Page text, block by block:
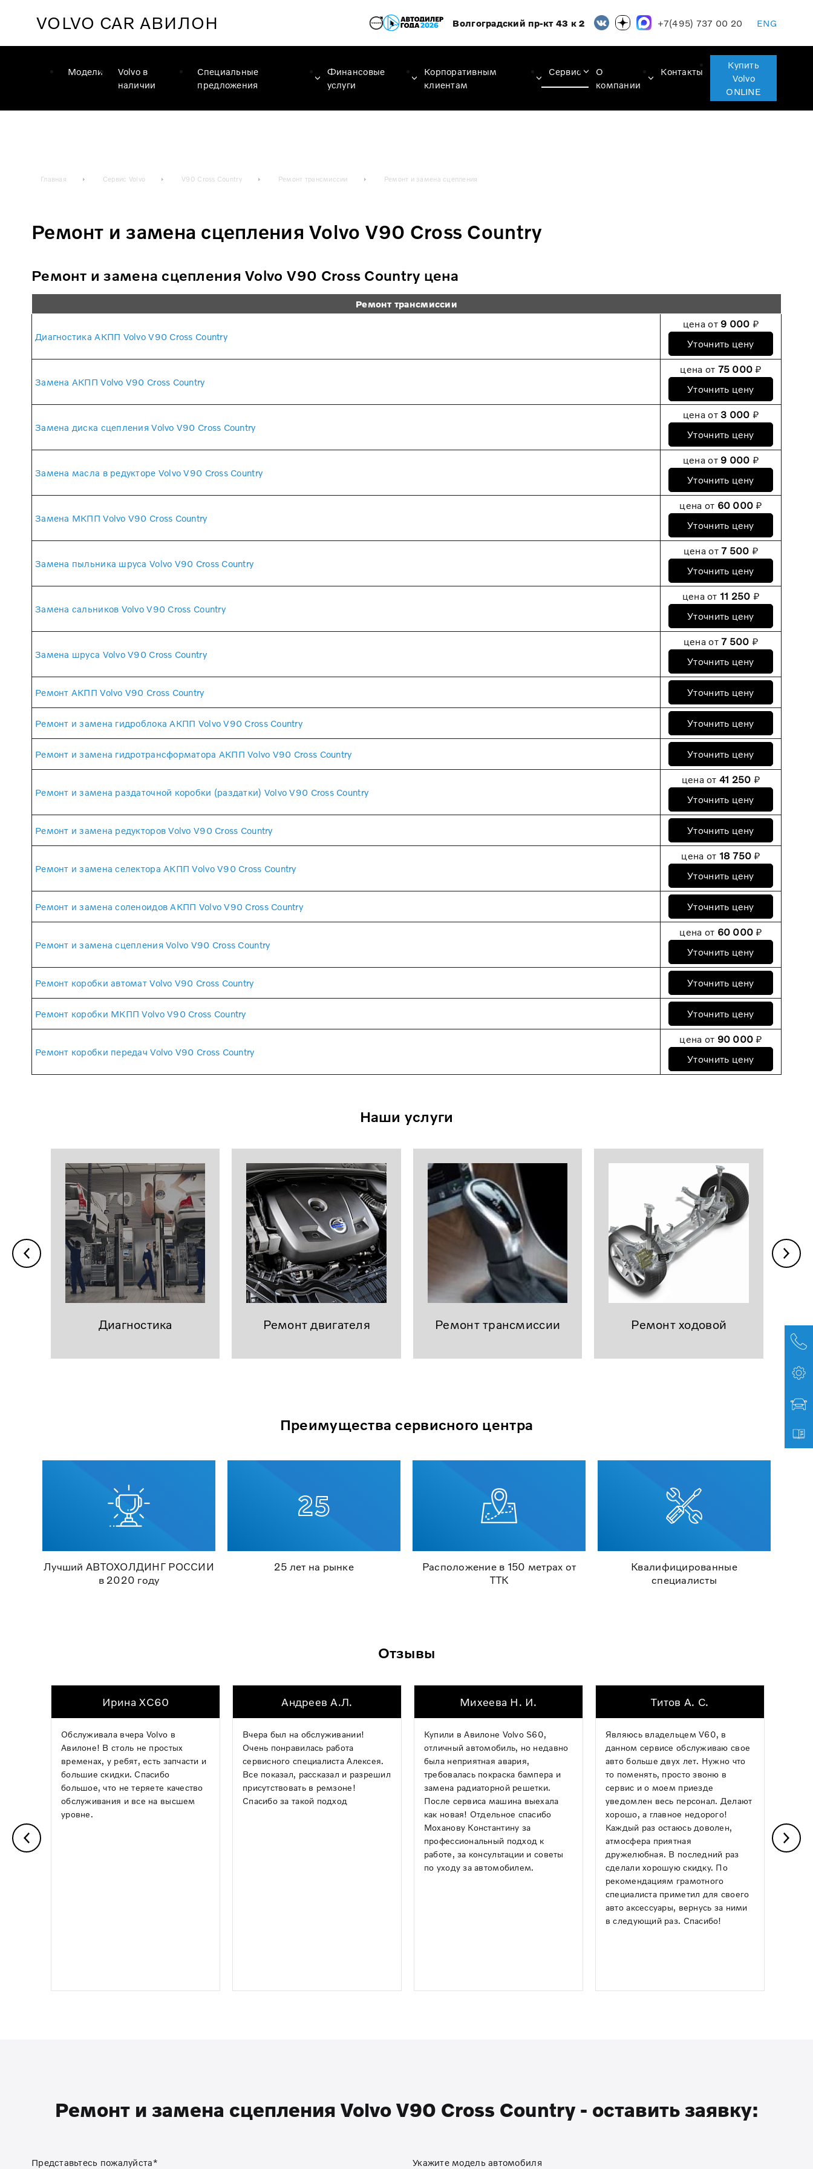
VOLVO CAR АВИЛОН Волгоградский пр-кт 43 к 2 +7(495) 737 00 20 ENG
Модели
Volvo в
наличии
Специальные
предложения
Финансовые
услуги
Корпоративным
клиентам
Сервис
О
компании
Контакты
Купить
Volvo
ONLINE
Главная Сервис Volvo V90 Cross Country Ремонт трансмиссии Ремонт и замена сцепления
Ремонт и замена сцепления Volvo V90 Cross Country
Ремонт и замена сцепления Volvo V90 Cross Country цена
Ремонт трансмиссии
Диагностика АКПП Volvo V90 Cross Country
цена от 9 000 ₽
Уточнить цену
Замена АКПП Volvo V90 Cross Country
цена от 75 000 ₽
Уточнить цену
Замена диска сцепления Volvo V90 Cross Country
цена от3 000 ₽
Уточнить цену
Замена масла в редукторе Volvo V90 Cross Country
цена от 9 000 ₽
Уточнить цену
Замена МКПП Volvo V90 Cross Country
цена от 60 000 ₽
Уточнить цену
Замена пыльника шруса Volvo V90 Cross Country
цена от7 500 ₽
Уточнить цену
Замена сальников Volvo V90 Cross Country
цена от 11 250 ₽
Уточнить цену
Замена шруса Volvo V90 Cross Country
цена от7 500 ₽
Уточнить цену
Ремонт АКПП Volvo V90 Cross Country Уточнить цену
Ремонт и замена гидроблока АКПП Volvo V90 Cross Country Уточнить цену
Ремонт и замена гидротрансформатора АКПП Volvo V90 Cross Country Уточнить цену
Ремонт и замена раздаточной коробки (раздатки) Volvo V90 Cross Country
цена от 41 250 ₽
Уточнить цену
Ремонт и замена редукторов Volvo V90 Cross Country Уточнить цену
Ремонт и замена селектора АКПП Volvo V90 Cross Country
цена от 18 750 ₽
Уточнить цену
Ремонт и замена соленоидов АКПП Volvo V90 Cross Country Уточнить цену
Ремонт и замена сцепления Volvo V90 Cross Country
цена от 60 000 ₽
Уточнить цену
Ремонт коробки автомат Volvo V90 Cross Country Уточнить цену
Ремонт коробки МКПП Volvo V90 Cross Country Уточнить цену
Ремонт коробки передач Volvo V90 Cross Country
цена от 90 000 ₽
Уточнить цену
Наши услуги
Диагностика Ремонт двигателя Ремонт трансмиссии
Ремонт ходовой
Преимущества сервисного центра
Лучший АВТОХОЛДИНГ РОССИИ
в 2020 году
25 лет на рынке
Расположение в 150 метрах от
ТТК
Квалифицированные
специалисты
Отзывы
Ирина XC60
Обслуживала вчера Volvo в
Авилоне! В столь не простых
временах, у ребят, есть запчасти и
большие скидки. Спасибо
большое, что не теряете качество
обслуживания и все на высшем
уровне.
Андреев А.Л.
Вчера был на обслуживании!
Очень понравилась работа
сервисного специалиста Алексея.
Все показал, рассказал и разрешил
присутствовать в ремзоне!
Спасибо за такой подход
Михеева Н. И.
Купили в Авилоне Volvo S60,
отличный автомобиль, но недавно
была неприятная авария,
требовалась покраска бампера и
замена радиаторной решетки.
После сервиса машина выехала
как новая! Отдельное спасибо
Моханову Константину за
профессиональный подход к
работе, за консультации и советы
по уходу за автомобилем.
Титов А. С.
Являюсь владельцем V60, в
данном сервисе обслуживаю свое
авто больше двух лет. Нужно что
то поменять, просто звоню в
сервис и о моем приезде
уведомлен весь персонал. Делают
хорошо, а главное недорого!
Каждый раз остаюсь доволен,
атмосфера приятная
дружелюбная. В последний раз
сделали хорошую скидку. По
рекомендациям грамотного
специалиста приметил для своего
авто аксессуары, вернусь за ними
в следующий раз. Спасибо!
Ремонт и замена сцепления Volvo V90 Cross Country - оставить заявку:
Представьтесь пожалуйста* Укажите модель автомобиля